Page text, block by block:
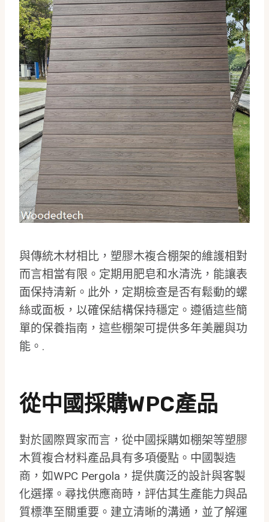
與傳統木材相比，塑膠木複合棚架的維護相對
而言相當有限。定期用肥皂和水清洗，能讓表
面保持清新。此外，定期檢查是否有鬆動的螺
絲或面板，以確保結構保持穩定。遵循這些簡
單的保養指南，這些棚架可提供多年美麗與功
能。.
從中國採購WPC產品
對於國際買家而言，從中國採購如棚架等塑膠
木質複合材料產品具有多項優點。中國製造
商，如WPC Pergola，提供廣泛的設計與客製
化選擇。尋找供應商時，評估其生產能力與品
質標準至關重要。建立清晰的溝通，並了解運